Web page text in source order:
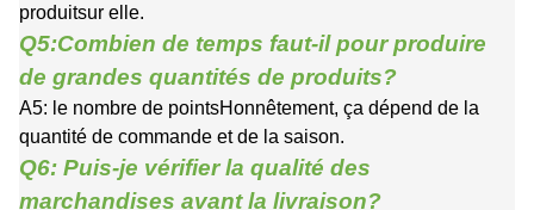
produitsur elle.
Q5:Combien de temps faut-il pour produire
de grandes quantités de produits?
A5: le nombre de pointsHonnêtement, ça dépend de la
quantité de commande et de la saison.
Q6: Puis-je vérifier la qualité des
marchandises avant la livraison?